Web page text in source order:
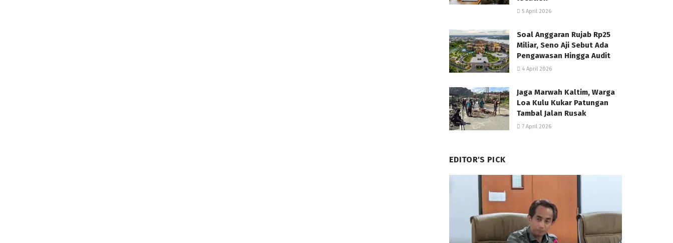
5 April 2026
Soal Anggaran Rujab Rp25
Miliar, Seno Aji Sebut Ada
Pengawasan Hingga Audit
4 April 2026
Jaga Marwah Kaltim, Warga
Loa Kulu Kukar Patungan
Tambal Jalan Rusak
7 April 2026
EDITOR'S PICK